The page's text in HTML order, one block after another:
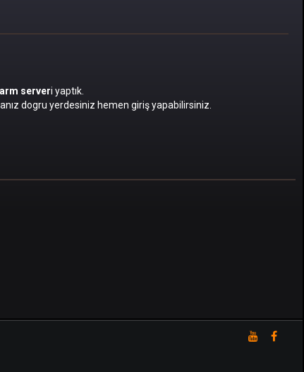
serveri yaptık.
dogru yerdesiniz hemen giriş yapabilirsiniz.